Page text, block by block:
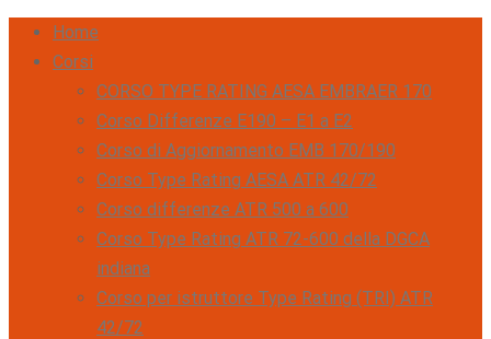
Home
Corsi
CORSO TYPE RATING AESA EMBRAER 170
Corso Differenze E190 – E1 a E2
Corso di Aggiornamento EMB 170/190
Corso Type Rating AESA ATR 42/72
Corso differenze ATR 500 a 600
Corso Type Rating ATR 72-600 della DGCA
indiana
Corso per istruttore Type Rating (TRI) ATR
42/72